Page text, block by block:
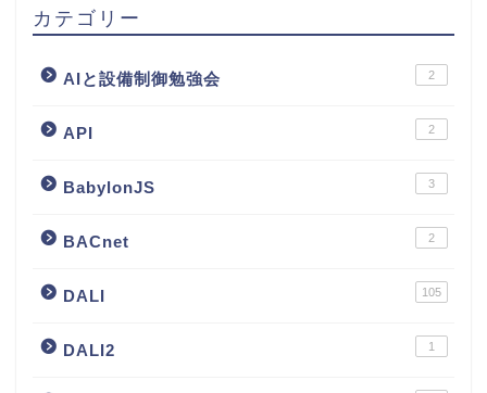
カテゴリー
AIと設備制御勉強会 2
API 2
BabylonJS 3
BACnet 2
DALI 105
DALI2 1